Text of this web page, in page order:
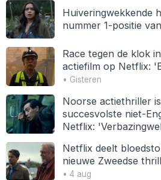
Huiveringwekkende
nummer 1-positie
Race tegen de klok
actiefilm op Netflix:
• Gisteren
Noorse actiethriller
succesvolste niet-
Netflix:
Netflix deelt
nieuwe Zweedse
• 4 aug